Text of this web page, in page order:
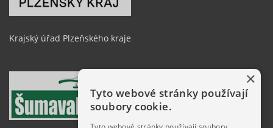
Krajský úřad Plzeňského kraje
×
Tyto webové stránky používají
soubory cookie.